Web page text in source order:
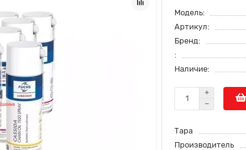
Модель:
Артикул:
Бренд:
:
Наличие:
Тара
Производитель